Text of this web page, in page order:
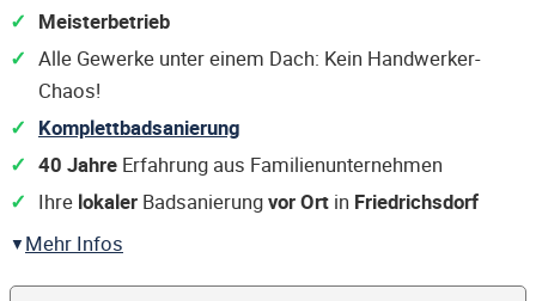
Meisterbetrieb
Alle Gewerke unter einem Dach: Kein Handwerker-
Chaos!
Komplettbadsanierung
40 Jahre Erfahrung aus Familienunternehmen
Ihre lokaler Badsanierungvor Ort in Friedrichsdorf
Mehr Infos